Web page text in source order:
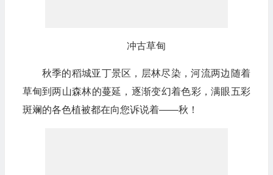
冲古草甸
秋季的稻城亚丁景区，层林尽染，河流两边随着
草甸到两山森林的蔓延，逐渐变幻着色彩，满眼五彩
斑斓的各色植被都在向您诉说着——秋！